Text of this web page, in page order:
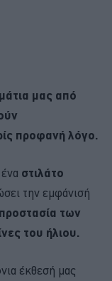
μας από
προφανή λόγο.
στιλάτο
την εμφάνισή
προστασία των
του ήλιου.
έκθεσή μας